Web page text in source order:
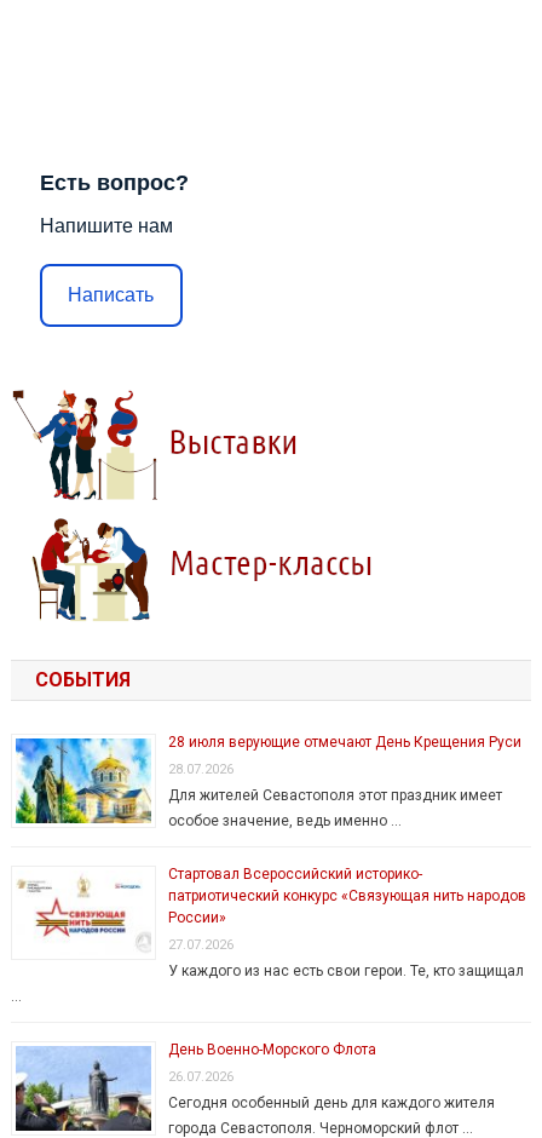
Есть вопрос?
Напишите нам
Написать
СОБЫТИЯ
28 июля верующие отмечают День Крещения Руси
28.07.2026
Для жителей Севастополя этот праздник имеет
особое значение, ведь именно …
Стартовал Всероссийский историко-
патриотический конкурс «Связующая нить народов
России»
27.07.2026
У каждого из нас есть свои герои. Те, кто защищал
День Военно-Морского Флота
26.07.2026
Сегодня особенный день для каждого жителя
города Севастополя. Черноморский флот …